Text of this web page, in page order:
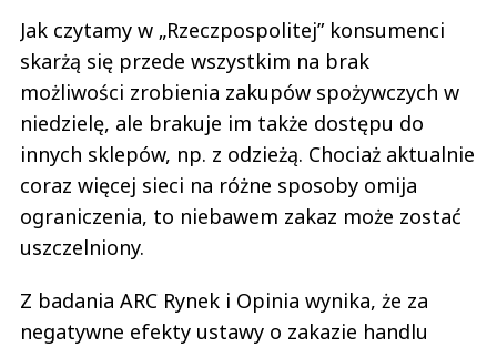
Jak czytamy w „Rzeczpospolitej” konsumenci
skarżą się przede wszystkim na brak
możliwości zrobienia zakupów spożywczych w
niedzielę, ale brakuje im także dostępu do
innych sklepów, np. z odzieżą. Chociaż aktualnie
coraz więcej sieci na różne sposoby omija
ograniczenia, to niebawem zakaz może zostać
uszczelniony.
Z badania ARC Rynek i Opinia wynika, że za
negatywne efekty ustawy o zakazie handlu